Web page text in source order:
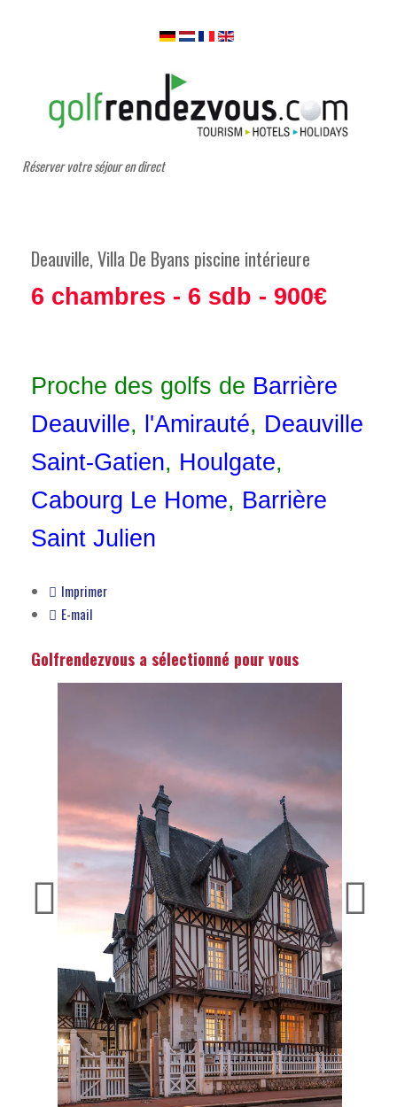
Réserver votre séjour en direct
Deauville, Villa De Byans piscine intérieure
6 chambres - 6 sdb - 900€
Proche des golfs de Barrière
Deauville, 'Amirauté, Deauville
Saint-Gatien, Houlgate,
Cabourg Le Home, Barrière
Saint Julien
Imprimer
E-mail
Golfrendezvous a sélectionné pour vous